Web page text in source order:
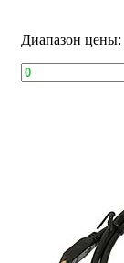
Диапазон цены: